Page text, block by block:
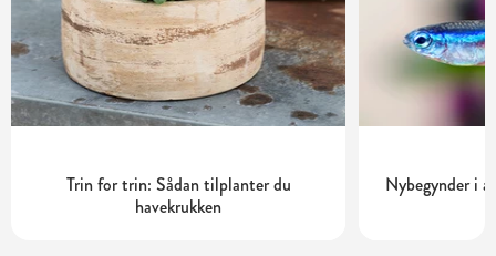
Trin for trin: Sådan tilplanter du
havekrukken
Nybegynder i